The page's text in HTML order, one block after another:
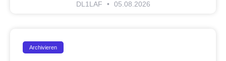
DL1LAF 05.08.2026
Archivieren